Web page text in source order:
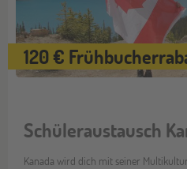
120 €
Schüleraustausch
Kanada wird dich mit seiner